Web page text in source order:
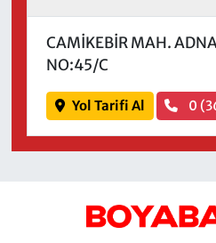
CAMİKEBİR MAH.
NO:45/C
Yol Tarifi Al 0